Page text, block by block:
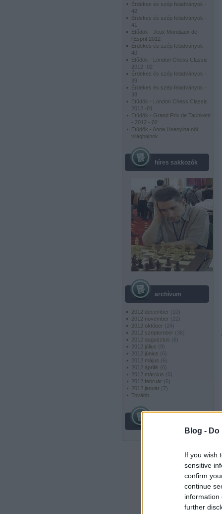
Blog -
If you wish
sensitive
confirm
continue
information
further
Érdekes és szép feladványok -
42
Érdekes és szép feladványok -
41
Etűdök - Jeux Mondiaux de
l'Esprit 2012
Érdekes és szép feladványok -
40
Etűdök - London Chess Classic
2012 -02
Érdekes és szép feladványok -
39
Érdekes és szép feladványok -
38
Etűdök - London Chess Classic
2012 -01
Etűdök - Grand Prix de Tachkent
- 2012 - 02
Etűdök - Anna Usenyina női
világbajnok
híres sakkozók
archívum
2012 december ( 10)
2012 november ( 22)
2012 október ( 24)
2012 szeptember ( 36 )
2012 augusztus ( 6 )
2012 július ( 9)
2012 június ( 6 )
2012 május ( 6 )
2012 április ( 6 )
2012 március ( 6 )
2012 február ( 6 )
2012 január ( 7)
Tovább